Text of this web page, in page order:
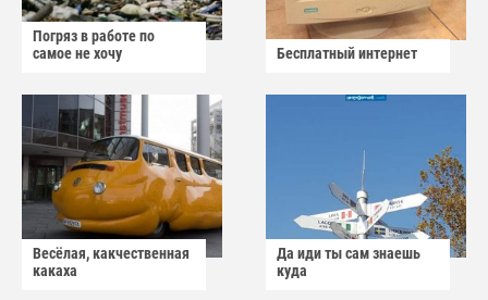
Погряз в работе по
самое не хочу
Бесплатный интернет
Весёлая, какчественная
какаха
Да иди ты сам знаешь
куда